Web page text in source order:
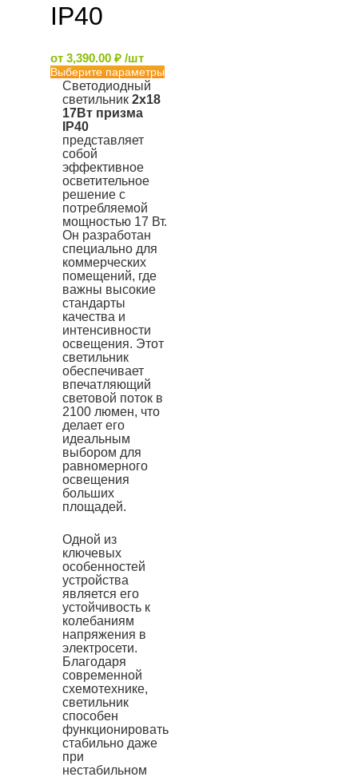
IP40
от 3,390.00 ₽ /шт
Выберите параметры
Светодиодный
светильник 2х18
17Вт призма
IP40
представляет
собой
эффективное
осветительное
решение с
потребляемой
мощностью 17 Вт.
Он разработан
специально для
коммерческих
помещений, где
важны высокие
стандарты
качества и
интенсивности
освещения. Этот
светильник
обеспечивает
впечатляющий
световой поток в
2100 люмен, что
делает его
идеальным
выбором для
равномерного
освещения
больших
площадей.
Одной из
ключевых
особенностей
устройства
является его
устойчивость к
колебаниям
напряжения в
электросети.
Благодаря
современной
схемотехнике,
светильник
способен
функционировать
стабильно даже
при
нестабильном